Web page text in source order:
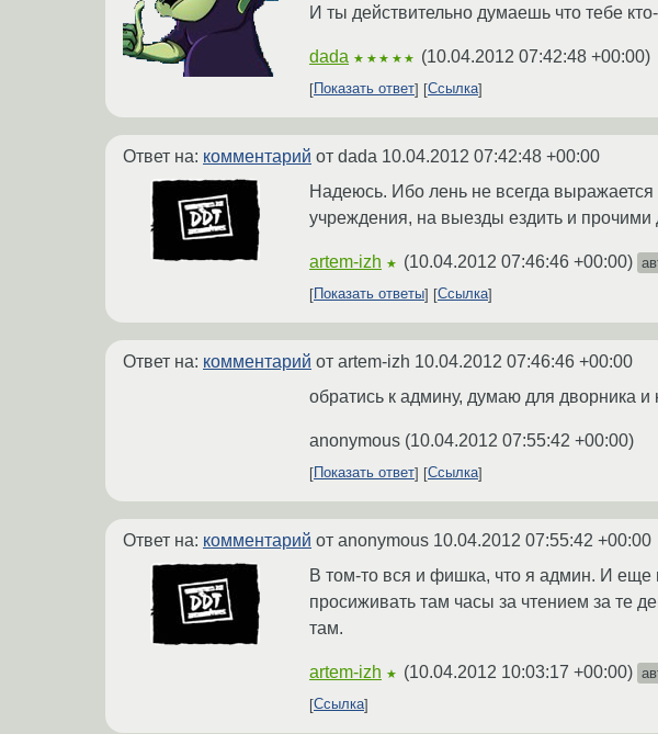
И ты действительно думаешь что тебе
dada ★★★★★ (10.04.2012 07:42:48 +00:00)
Показать ответ Ссылка
Ответ на: комментарий от dada 10.04.2012 07:42:48 +00:00
Надеюсь. Ибо лень не всегда
учреждения, на выезды ездить и
artem-izh ★ (10.04.2012 07:46:46 +00:00)
Показать ответы
Ссылка
Ответ на: комментарий от artem-izh 10.04.2012 07:46:46 +00:00
обратись к админу, думаю для дворника
anonymous (10.04.2012 07:55:42 +00:00)
Показать ответ Ссылка
Ответ на: комментарий от anonymous 10.04.2012 07:55:42 +00:00
В том-то вся и фишка, что я админ. И еще
просиживать там часы за чтением за те
там.
artem-izh ★ (10.04.2012 10:03:17 +00:00)
Ссылка